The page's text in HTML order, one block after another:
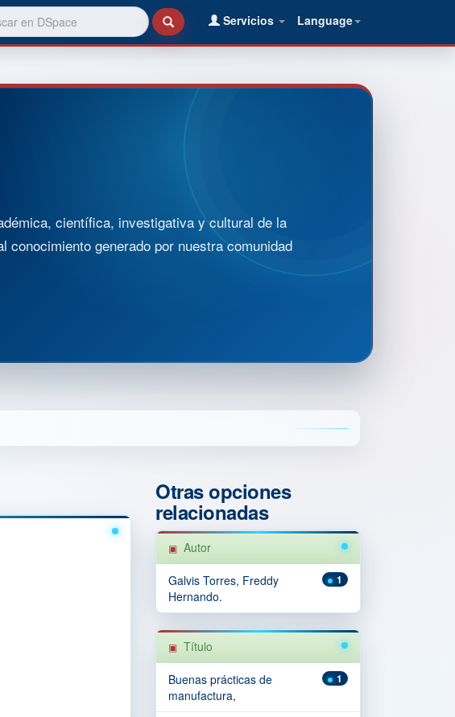
Language
Servicios
científica, investigativa y cultural de la
conocimiento generado por nuestra comunidad
Otras opciones
relacionadas
Autor
1
Galvis Torres, Freddy
Hernando.
Título
1
Buenas prácticas de
manufactura,